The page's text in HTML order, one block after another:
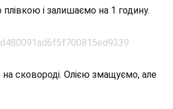
плівкою і залишаємо на 1 годину.
на сковороді. Олією змащуємо, але